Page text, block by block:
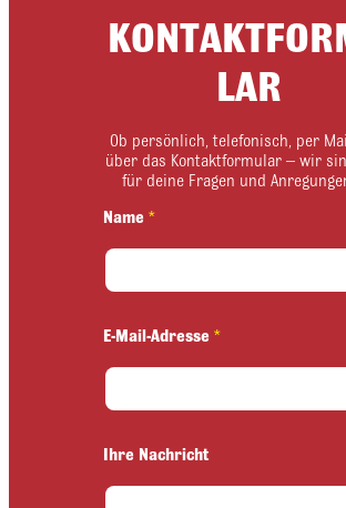
LAR
Ob persönlich, telefonisch, per
über das Kontaktformular – wir
für deine Fragen und
Name *
h
E
M
i
E-Mail-Adresse *
Ihre Nachricht